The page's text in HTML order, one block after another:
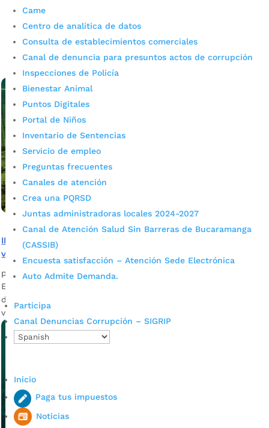
Came
Centro de analítica de datos
Consulta de establecimientos comerciales
Canal de denuncia para presuntos actos de corrupción
Inspecciones de Policía
Bienestar Animal
Puntos Digitales
Portal de Niños
Inventario de Sentencias
Servicio de empleo
Preguntas frecuentes
Canales de atención
Crea una PQRSD
Juntas administradoras locales 2024-2027
Canal de Atención Salud Sin Barreras de Bucaramanga
(CASSIB)
Encuesta satisfacción – Atención Sede Electrónica
Auto Admite Demanda.
Participa
Canal Denuncias Corrupción – SIGRIP
Inicio
Paga tus impuestos
Noticias
Integral de la Mujer de Bucaramanga a través de cursos
cortos. Más de 400 personas, en su mayoría mujeres,
recibieron este jueves su...
leer más
INVISBU socializó la ejecución de 58 mejoramientos de
vivienda en Café Madrid
por admin_prensa |Mar 9, 2026
El INVISBU se trasladó al Café Madrid para socializar los
detalles técnicos y alcance de los 58 mejoramientos de
vivienda que se ejecutarán.